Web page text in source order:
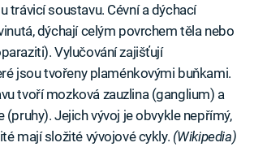
trávicí soustavu. Cévní a dýchací
dýchají celým povrchem těla nebo
Vylučování zajišťují
jsou tvořeny plaménkovými buňkami.
tvoří mozková zauzlina (ganglium) a
(pruhy). Jejich vývoj je obvykle nepřímý,
mají složité vývojové cykly. (Wikipedia)